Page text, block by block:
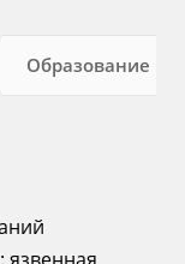
Образование